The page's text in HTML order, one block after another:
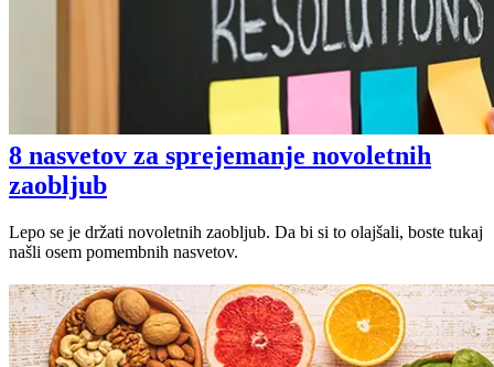
8 nasvetov za sprejemanje novoletnih
zaobljub
Lepo se je držati novoletnih zaobljub. Da bi si to olajšali, boste tukaj
našli osem pomembnih nasvetov.